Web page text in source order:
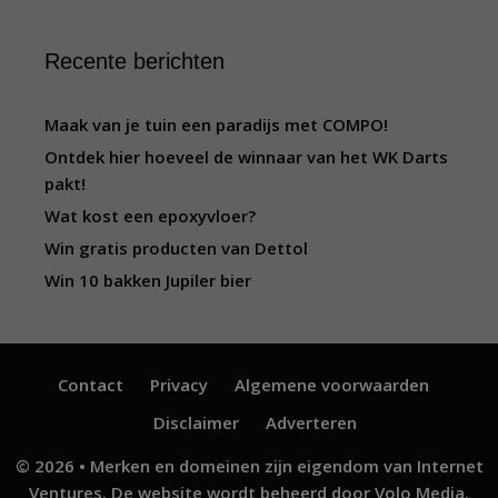
Recente berichten
Maak van je tuin een paradijs met COMPO!
Ontdek hier hoeveel de winnaar van het WK Darts
pakt!
Wat kost een epoxyvloer?
Win gratis producten van Dettol
Win 10 bakken Jupiler bier
Contact Privacy
Algemene voorwaarden
Disclaimer
Adverteren
© 2026 • Merken en domeinen zijn eigendom van Internet
Ventures. De website wordt beheerd door Volo Media.